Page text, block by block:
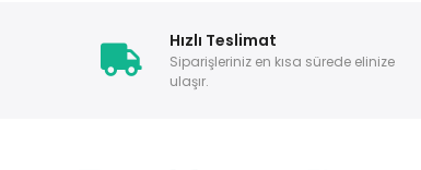
Hızlı Teslimat
Siparişleriniz en kısa sürede elinize
ulaşır.